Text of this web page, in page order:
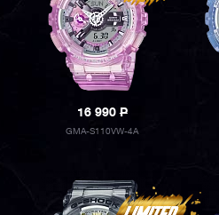
16 990P
GMA-S110VW-4A